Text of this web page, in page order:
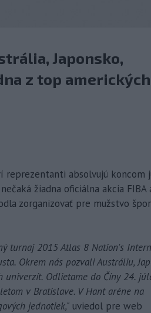
Japonsko,
z top amerických
reprezentanti absolvujú koncom
žiadna oficiálna akcia FIBA
zorganizovať pre mužstvo
turnaj 2015 Atlas 8 Nation's
Okrem nás pozvali Austráliu,
univerzít. Odlietame do Číny 24.
v Bratislave. V Hant aréne na
jednotiek," uviedol pre web